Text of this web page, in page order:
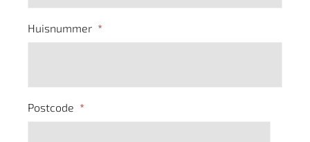
Huisnummer *
Postcode *